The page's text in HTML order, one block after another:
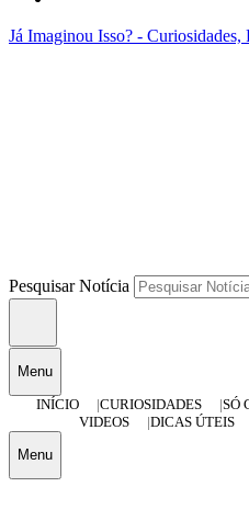
Já Imaginou Isso? - Curiosidades,
Pesquisar Notícia
Menu
INÍCIO
CURIOSIDADES SÓ
VIDEOS
DICAS ÚTEIS
Menu